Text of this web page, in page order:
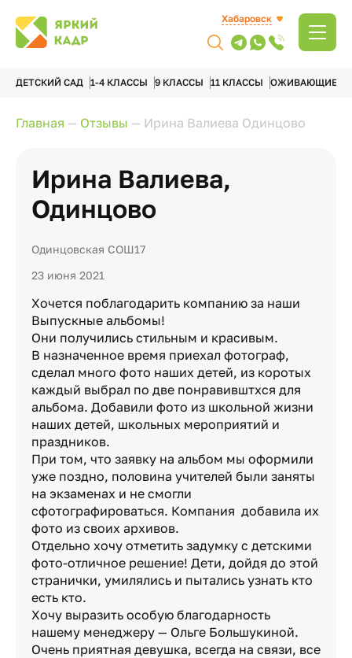
Хабаровск
ДЕТСКИЙ САД 1-4 КЛАССЫ 9 КЛАССЫ 11 КЛАССЫ ОЖИВАЮЩИЕ
Главная — Отзывы — Ирина Валиева Одинцово
Ирина Валиева,
Одинцово
Одинцовская СОШ17
23 июня 2021
Хочется поблагодарить компанию за наши
Выпускные альбомы!
Они получились стильным и красивым.
В назначенное время приехал фотограф,
сделал много фото наших детей, из коротых
каждый выбрал по две понравивштхся для
альбома. Добавили фото из школьной жизни
наших детей, школьных мероприятий и
праздников.
При том, что заявку на альбом мы оформили
уже поздно, половина учителей были заняты
на экзаменах и не смогли
сфотографироваться. Компания добавила их
фото из своих архивов.
Отдельно хочу отметить задумку с детскими
фото-отличное решение! Дети, дойдя до этой
странички, умилялись и пытались узнать кто
есть кто.
Хочу выразить особую благодарность
нашему менеджеру — Ольге Большукиной.
Очень приятная девушка, всегда на связи, все